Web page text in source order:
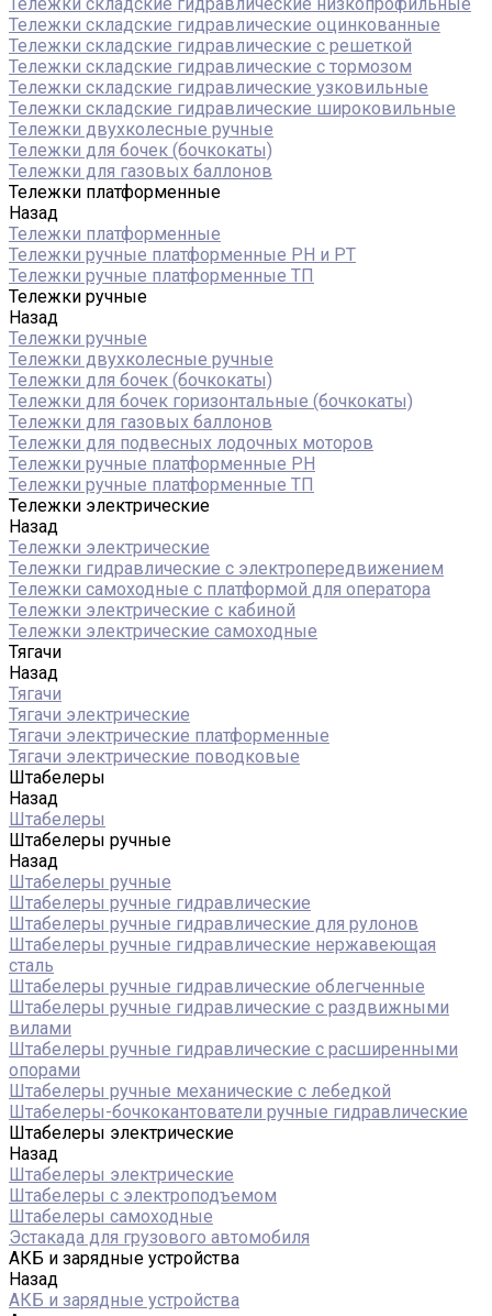
Тележки складские гидравлические оцинкованные
Тележки складские гидравлические с решеткой
Тележки складские гидравлические с тормозом
Тележки складские гидравлические узковильные
Тележки складские гидравлические широковильные
Тележки двухколесные ручные
Тележки для бочек (бочкокаты)
Тележки для газовых баллонов
Тележки платформенные
Назад
Тележки платформенные
Тележки ручные платформенные PH и PT
Тележки ручные платформенные ТП
Тележки ручные
Назад
Тележки ручные
Тележки двухколесные ручные
Тележки для бочек (бочкокаты)
Тележки для бочек горизонтальные (бочкокаты)
Тележки для газовых баллонов
Тележки для подвесных лодочных моторов
Тележки ручные платформенные PH
Тележки ручные платформенные ТП
Тележки электрические
Назад
Тележки электрические
Тележки гидравлические с электропередвижением
Тележки самоходные с платформой для оператора
Тележки электрические с кабиной
Тележки электрические самоходные
Тягачи
Назад
Тягачи
Тягачи электрические
Тягачи электрические платформенные
Тягачи электрические поводковые
Штабелеры
Назад
Штабелеры
Штабелеры ручные
Назад
Штабелеры ручные
Штабелеры ручные гидравлические
Штабелеры ручные гидравлические для рулонов
Штабелеры ручные гидравлические нержавеющая
сталь
Штабелеры ручные гидравлические облегченные
Штабелеры ручные гидравлические с раздвижными
вилами
Штабелеры ручные гидравлические с расширенными
опорами
Штабелеры ручные механические с лебедкой
Штабелеры-бочкокантователи ручные гидравлические
Штабелеры электрические
Назад
Штабелеры электрические
Штабелеры с электроподъемом
Штабелеры самоходные
Эстакада для грузового автомобиля
АКБ и зарядные устройства
Назад
АКБ и зарядные устройства